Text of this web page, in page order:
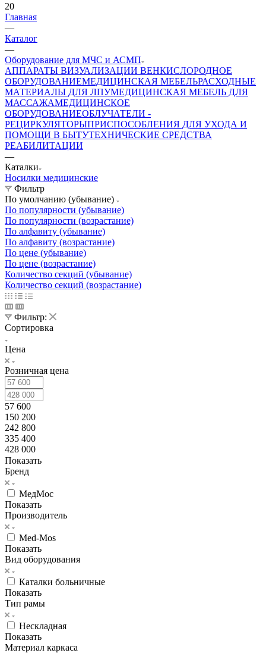
20
Главная
—
Каталог
—
Оборудование для МЧС и АСМП
АППАРАТЫ ВИЗУАЛИЗАЦИИ ВЕНКИСЛОРОДНОЕ
ОБОРУДОВАНИЕМЕДИЦИНСКАЯ МЕБЕЛЬРАСХОДНЫЕ
МАТЕРИАЛЫ ДЛЯ ЛПУМЕДИЦИНСКАЯ МЕБЕЛЬ ДЛЯ
МАССАЖАМЕДИЦИНСКОЕ
ОБОРУДОВАНИЕОБЛУЧАТЕЛИ -
РЕЦИРКУЛЯТОРЫПРИСПОСОБЛЕНИЯ ДЛЯ УХОДА И
ПОМОЩИ В БЫТУТЕХНИЧЕСКИЕ СРЕДСТВА
РЕАБИЛИТАЦИИ
—
Каталки
Носилки медицинские
Фильтр
По умолчанию (убывание)
По популярности (убывание)
По популярности (возрастание)
По алфавиту (убывание)
По алфавиту (возрастание)
По цене (убывание)
По цене (возрастание)
Количество секций (убывание)
Количество секций (возрастание)
Фильтр:
Сортировка
Цена
Розничная цена
57 600
150 200
242 800
335 400
428 000
Показать
Бренд
МедМос
Показать
Производитель
Med-Mos
Показать
Вид оборудования
Каталки больничные
Показать
Тип рамы
Нескладная
Показать
Материал каркаса